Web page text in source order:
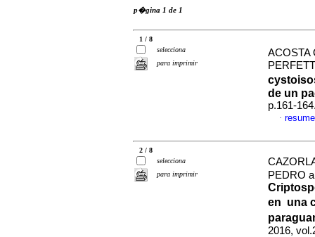
p�gina 1 de 1
1 / 8
selecciona
para imprimir
ACOSTA
de un
p.161-
·
2 / 8
selecciona
para imprimir
PEDRO
en una
2016,